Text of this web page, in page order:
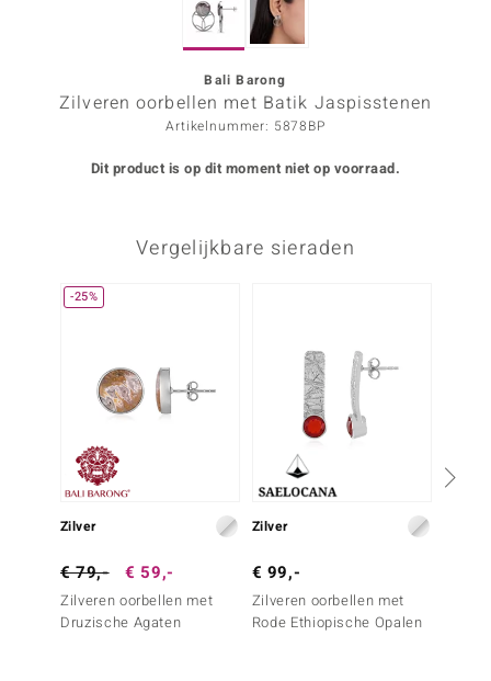
Designs
Bali Barong
Zilveren oorbellen met Batik Jaspisstenen
Artikelnummer: 5878BP
Dit product is op dit moment niet op voorraad.
Vergelijkbare sieraden
-25%
Zilver
€ 79,- € 59,-
Zilveren oorbellen met
Druzische Agaten
Zilver
€ 99,-
Zilveren oorbellen met
Rode Ethiopische Opalen